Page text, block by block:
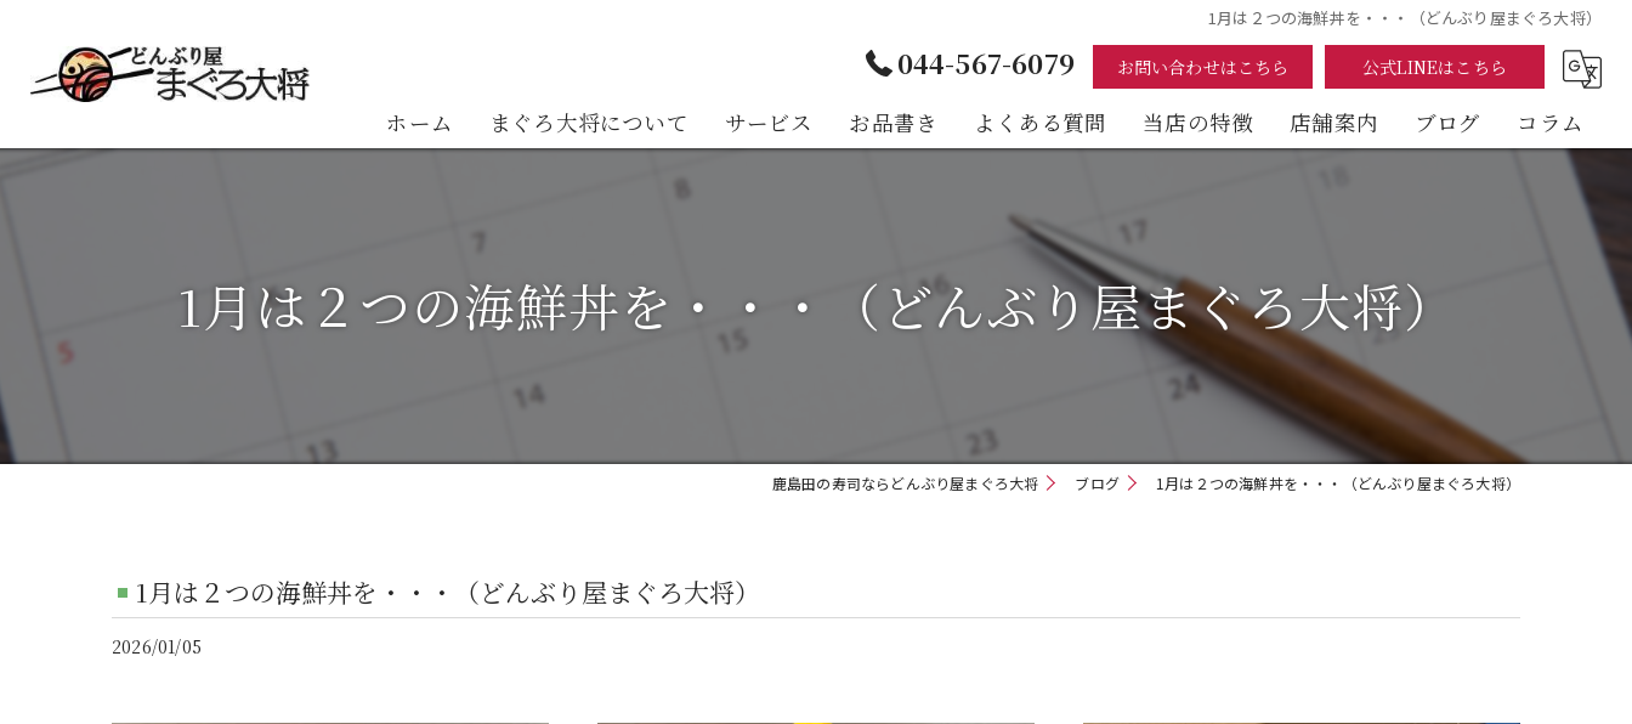
1月は２つの海鮮丼を・・・（どんぶり屋まぐろ大将）
044-567-6079 お問い合わせはこちら 公式LINEはこちら
ホーム まぐろ大将について サービス お品書き よくある質問 当店の特徴
海鮮丼
テイクアウト
デリバリー
店舗案内 ブログ コラム
1月は２つの海鮮丼を・・・（どんぶり屋まぐろ大将）
鹿島田の寿司ならどんぶり屋まぐろ大将 ブログ 1月は２つの海鮮丼を・・・（どんぶり屋まぐろ大将）
1月は２つの海鮮丼を・・・（どんぶり屋まぐろ大将）
2026/01/05